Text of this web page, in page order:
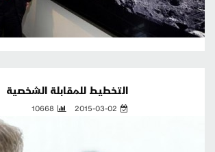
التخطيط للمقابلة الشخصية
2015-03-02
10668